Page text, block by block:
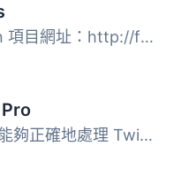
作者：C. Johnson 項目網址：http://feedwordpress.radgeek....
這是一個小工具，能夠正確地處理 Twitter 資訊，包括將 @user...